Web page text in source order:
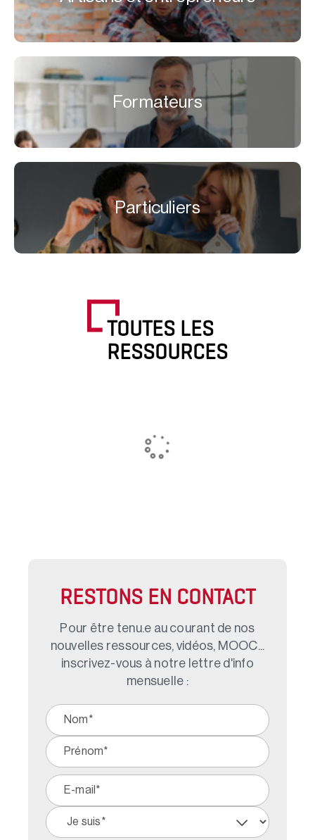
Formateurs
Particuliers
TOUTES LES
RESSOURCES
RESTONS EN CONTACT
Pour être tenu.e au courant de nos
nouvelles ressources, vidéos, MOOC...
inscrivez-vous à notre lettre d'info
mensuelle :